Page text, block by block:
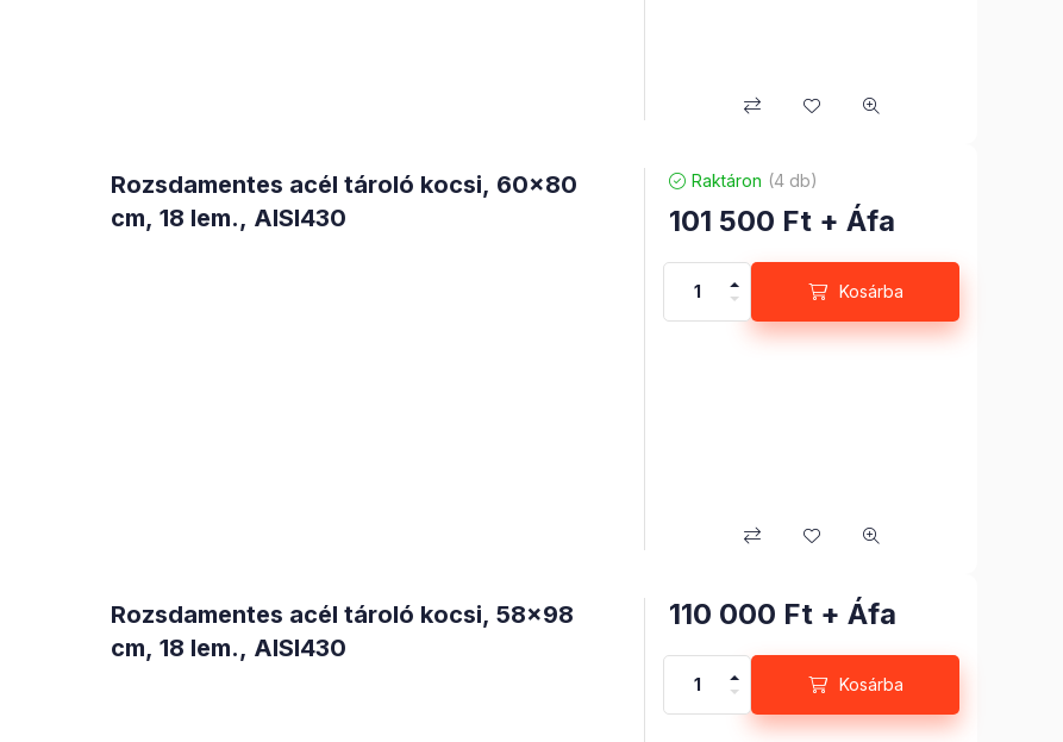
Rozsdamentes acél tároló kocsi, 60x80
cm, 18 lem., AISI430
Raktáron (4 db)
101 500 Ft + Áfa
Kosárba
Rozsdamentes acél tároló kocsi, 58x98
cm, 18 lem., AISI430
110 000 Ft + Áfa
Kosárba